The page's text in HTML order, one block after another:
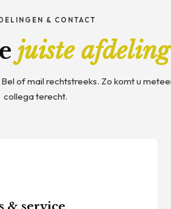
& CONTACT
juiste afdeling
of mail rechtstreeks. Zo komt u
collega terecht.
& service